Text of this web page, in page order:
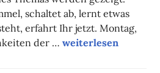
schaltet ab, lernt etwas
erfahrt Ihr jetzt. Montag,
der …Unsere Tipps der
weiterlesen